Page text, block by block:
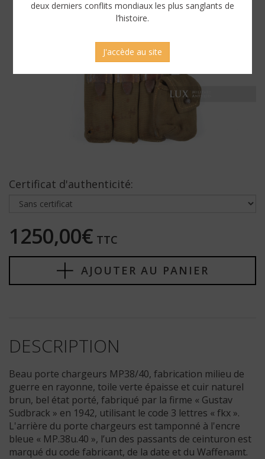
Certificat d'authenticité:
1250,00€ TTC
AJOUTER AU PANIER
DESCRIPTION
Beau porte chargeurs MP38/40, fabrication milieu de
guerre en rayonne, toile verte épaisse et cuir naturel
brun, bel état porté, fabriqué par la firme « Gustav
Sudbrack » en 1942, utilisant le code 3 lettres « fkx ».
L'arrière du porte chargeurs est tamponné à l'encre
bleue « MP.38u.40 », l’un des passants de ceinturon est
marqué du code fabricant, de la date et du Waffenamt.
deux derniers conflits mondiaux les plus sanglants de
l’histoire.
J'accède au site